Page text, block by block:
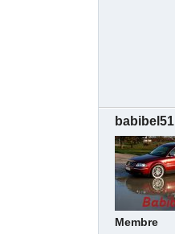
babibel51
Membre